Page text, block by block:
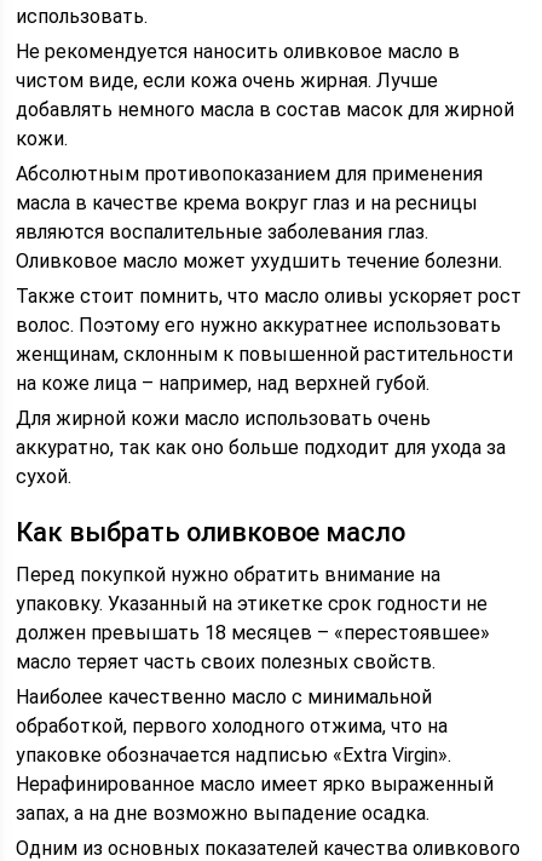
использовать.
Не рекомендуется наносить оливковое масло в
чистом виде, если кожа очень жирная. Лучше
добавлять немного масла в состав масок для жирной
кожи.
Абсолютным противопоказанием для применения
масла в качестве крема вокруг глаз и на ресницы
являются воспалительные заболевания глаз.
Оливковое масло может ухудшить течение болезни.
Также стоит помнить, что масло оливы ускоряет рост
волос. Поэтому его нужно аккуратнее использовать
женщинам, склонным к повышенной растительности
на коже лица – например, над верхней губой.
Для жирной кожи масло использовать очень
аккуратно, так как оно больше подходит для ухода за
сухой.
Как выбрать оливковое масло
Перед покупкой нужно обратить внимание на
упаковку. Указанный на этикетке срок годности не
должен превышать 18 месяцев – «перестоявшее»
масло теряет часть своих полезных свойств.
Наиболее качественно масло с минимальной
обработкой, первого холодного отжима, что на
упаковке обозначается надписью «Extra Virgin».
Нерафинированное масло имеет ярко выраженный
запах, а на дне возможно выпадение осадка.
Одним из основных показателей качества оливкового